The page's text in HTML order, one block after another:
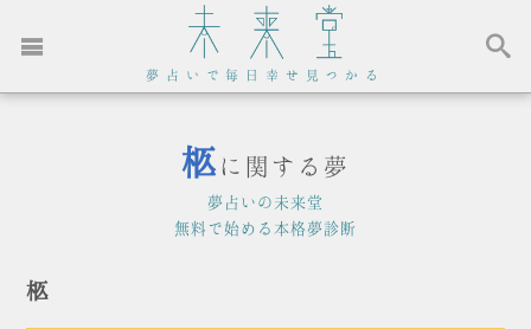
夢占いで毎日幸せ見つかる
柩 に関する夢
夢占いの未来堂
無料で始める本格夢診断
柩